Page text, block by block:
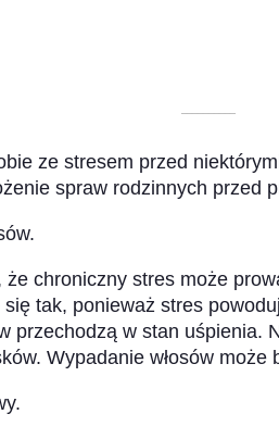
––––––––––
ze stresem przed
spraw rodzinnych przed
chroniczny stres może
tak, ponieważ stres
przechodzą w stan uśpienia.
Wypadanie włosów może